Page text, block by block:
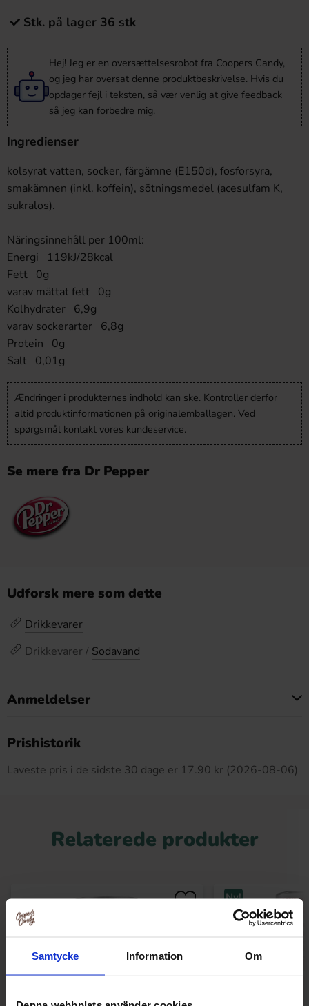
Samtycke Information Om
Stk. på lager 36 stk
Hej! Jeg er en oversættelsesrobot fra Coopers Candy,
og jeg har oversat denne produktbeskrivelse. Hvis du
opdager fejl i teksten, så vær venlig at give feedback
så jeg kan forbedre mig.
Ingredienser
kolsyrat vatten, socker, färgämne (E150d), fosforsyra,
smakämnen (inkl. koffein), sötningsmedel (acesulfam K,
sukralos).
Näringsinnehåll per 100ml:
Energi 119kJ/28kcal
Fett 0g
varav mättat fett 0g
Kolhydrater 6,9g
varav sockerarter 6,8g
Protein 0g
Salt 0,01g
Ændringer i produkternes indhold kan ske. Kontroller derfor
altid produktinformationen på originalemballagen. Ved
spørgsmål kontakt vores kundeservice.
Se mere fra Dr Pepper
Udforsk mere som dette
Drikkevarer
Drikkevarer / Sodavand
Anmeldelser
Prishistorik
Laveste pris i de sidste 30 dage er 17.90 kr (2026-08-06)
Relaterede produkter
Ny!